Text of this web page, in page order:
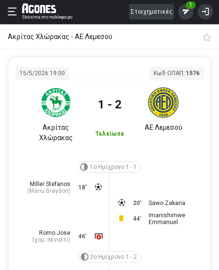
Stoixima στο ποδόσφαιρο
Στοιχηματικές
1
Ακρίτας Χλώρακας - ΑΕ Λεμεσού
15/5/2026 19:00 Κωδ ΟΠΑΠ: 1576
Ακρίτας
Χλώρακας
1 - 2
Τελείωσε
ΑΕ Λεμεσού
1ο Ημίχρονο 1 - 1
18'
Miller Stefanos
( Manu Braydon)
20'
Sawo Zakaria
44'
Imanishimwe
Emmanuel
46'
Romo Jose
(χαμ. πέναλτι)
2ο Ημίχρονο 1 - 2